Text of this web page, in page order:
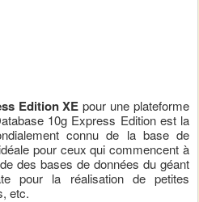
Edition XE pour une plateforme
10g Express Edition est la
connu de la base de
pour ceux qui commencent à
des bases de données du géant
pour la réalisation de petites
etc.